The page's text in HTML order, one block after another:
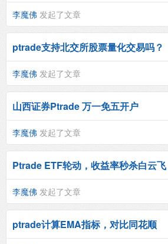
李魔佛 发起了文章
ptrade支持北交所股票量化交易吗？
李魔佛 发起了文章
山西证券Ptrade 万一免五开户
李魔佛 发起了文章
Ptrade ETF轮动，收益率秒杀白云飞
李魔佛 发起了文章
ptrade计算EMA指标，对比同花顺